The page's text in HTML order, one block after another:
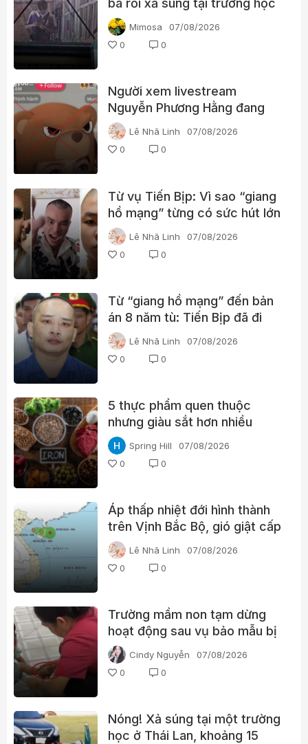
bà rồi xả súng tại trường học
Thái Lan
Mimosa
07/08/2026
0
0
Người xem livestream
Nguyễn Phương Hằng đang
tìm kiếm điều gì?
Lê Nhã Linh
07/08/2026
0
0
Từ vụ Tiến Bịp: Vì sao “giang
hồ mạng” từng có sức hút lớn
với người xem?
Lê Nhã Linh
07/08/2026
0
0
Từ “giang hồ mạng” đến bản
án 8 năm tù: Tiến Bịp đã đi
qua những gì?
Lê Nhã Linh
07/08/2026
0
0
5 thực phẩm quen thuộc
nhưng giàu sắt hơn nhiều
người nghĩ
Spring Hill
07/08/2026
0
0
Áp thấp nhiệt đới hình thành
trên Vịnh Bắc Bộ, gió giật cấp
8
Lê Nhã Linh
07/08/2026
0
0
Trường mầm non tạm dừng
hoạt động sau vụ bảo mẫu bị
tố bạo hành trẻ
Cindy Nguyễn
07/08/2026
0
0
Nóng! Xả súng tại một trường
học ở Thái Lan, khoảng 15